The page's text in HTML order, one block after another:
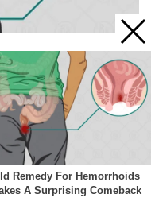
pentru a vă îmbunătăți
de acord cu asta dacă
settings ACCEPT